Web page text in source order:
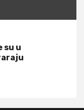
su u